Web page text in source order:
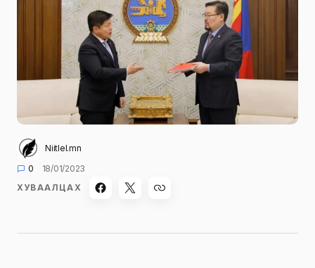
Niitlel.mn
0
18/01/2023
ХУВААЛЦАХ